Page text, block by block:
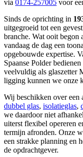
via 0174-257005 voor
Sinds de oprichting in
uitgegroeid tot een
branche. Wat ooit begon
vandaag de dag een
opgebouwde expertise.
Spaanse Polder
veelvuldig als glaszetter
ligging kunnen we onze
Wij beschikken over een
dubbel glas, isolatieglas,
we daardoor niet
uiterst flexibel opereren
termijn afronden. Onze
een strakke planning en
de opdrachtgever.